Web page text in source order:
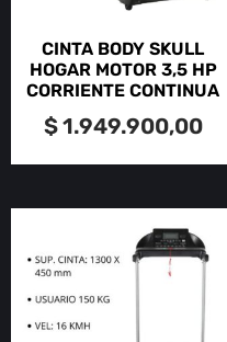
CINTA BODY SKULL
HOGAR MOTOR 3,5 HP
CORRIENTE CONTINUA
$1.949.900,00